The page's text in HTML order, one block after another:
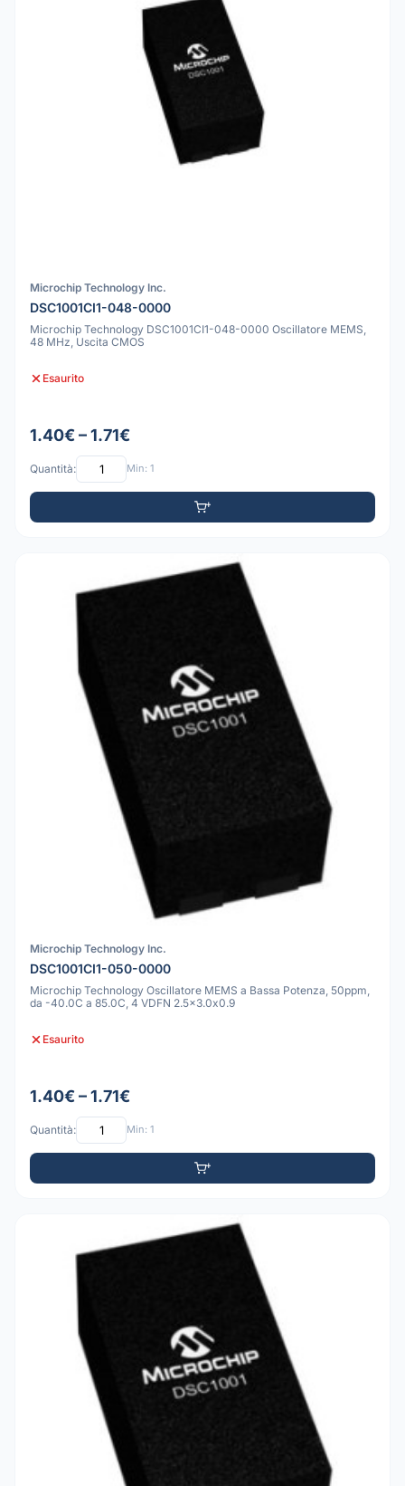
Microchip Technology Inc.
DSC1001CI1-048-0000
Microchip Technology DSC1001CI1-048-0000 Oscillatore MEMS,
48 MHz, Uscita CMOS
Esaurito
1.40€ – 1.71€
Quantità: Min: 1
Microchip Technology Inc.
DSC1001CI1-050-0000
Microchip Technology Oscillatore MEMS a Bassa Potenza, 50ppm,
da -40.0C a 85.0C, 4 VDFN 2.5x3.0x0.9
Esaurito
1.40€ – 1.71€
Quantità: Min: 1